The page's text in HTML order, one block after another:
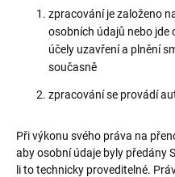
zpracování je založeno
osobních údajů nebo jde
účely uzavření a plnění
současně
zpracování se provádí
Při výkonu svého práva na
aby osobní údaje byly předány
li to technicky proveditelné.